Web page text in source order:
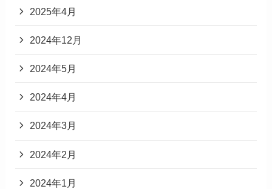
2025年4月
2024年12月
2024年5月
2024年4月
2024年3月
2024年2月
2024年1月